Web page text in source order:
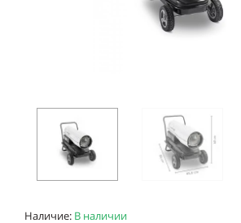
Наличие: В наличии